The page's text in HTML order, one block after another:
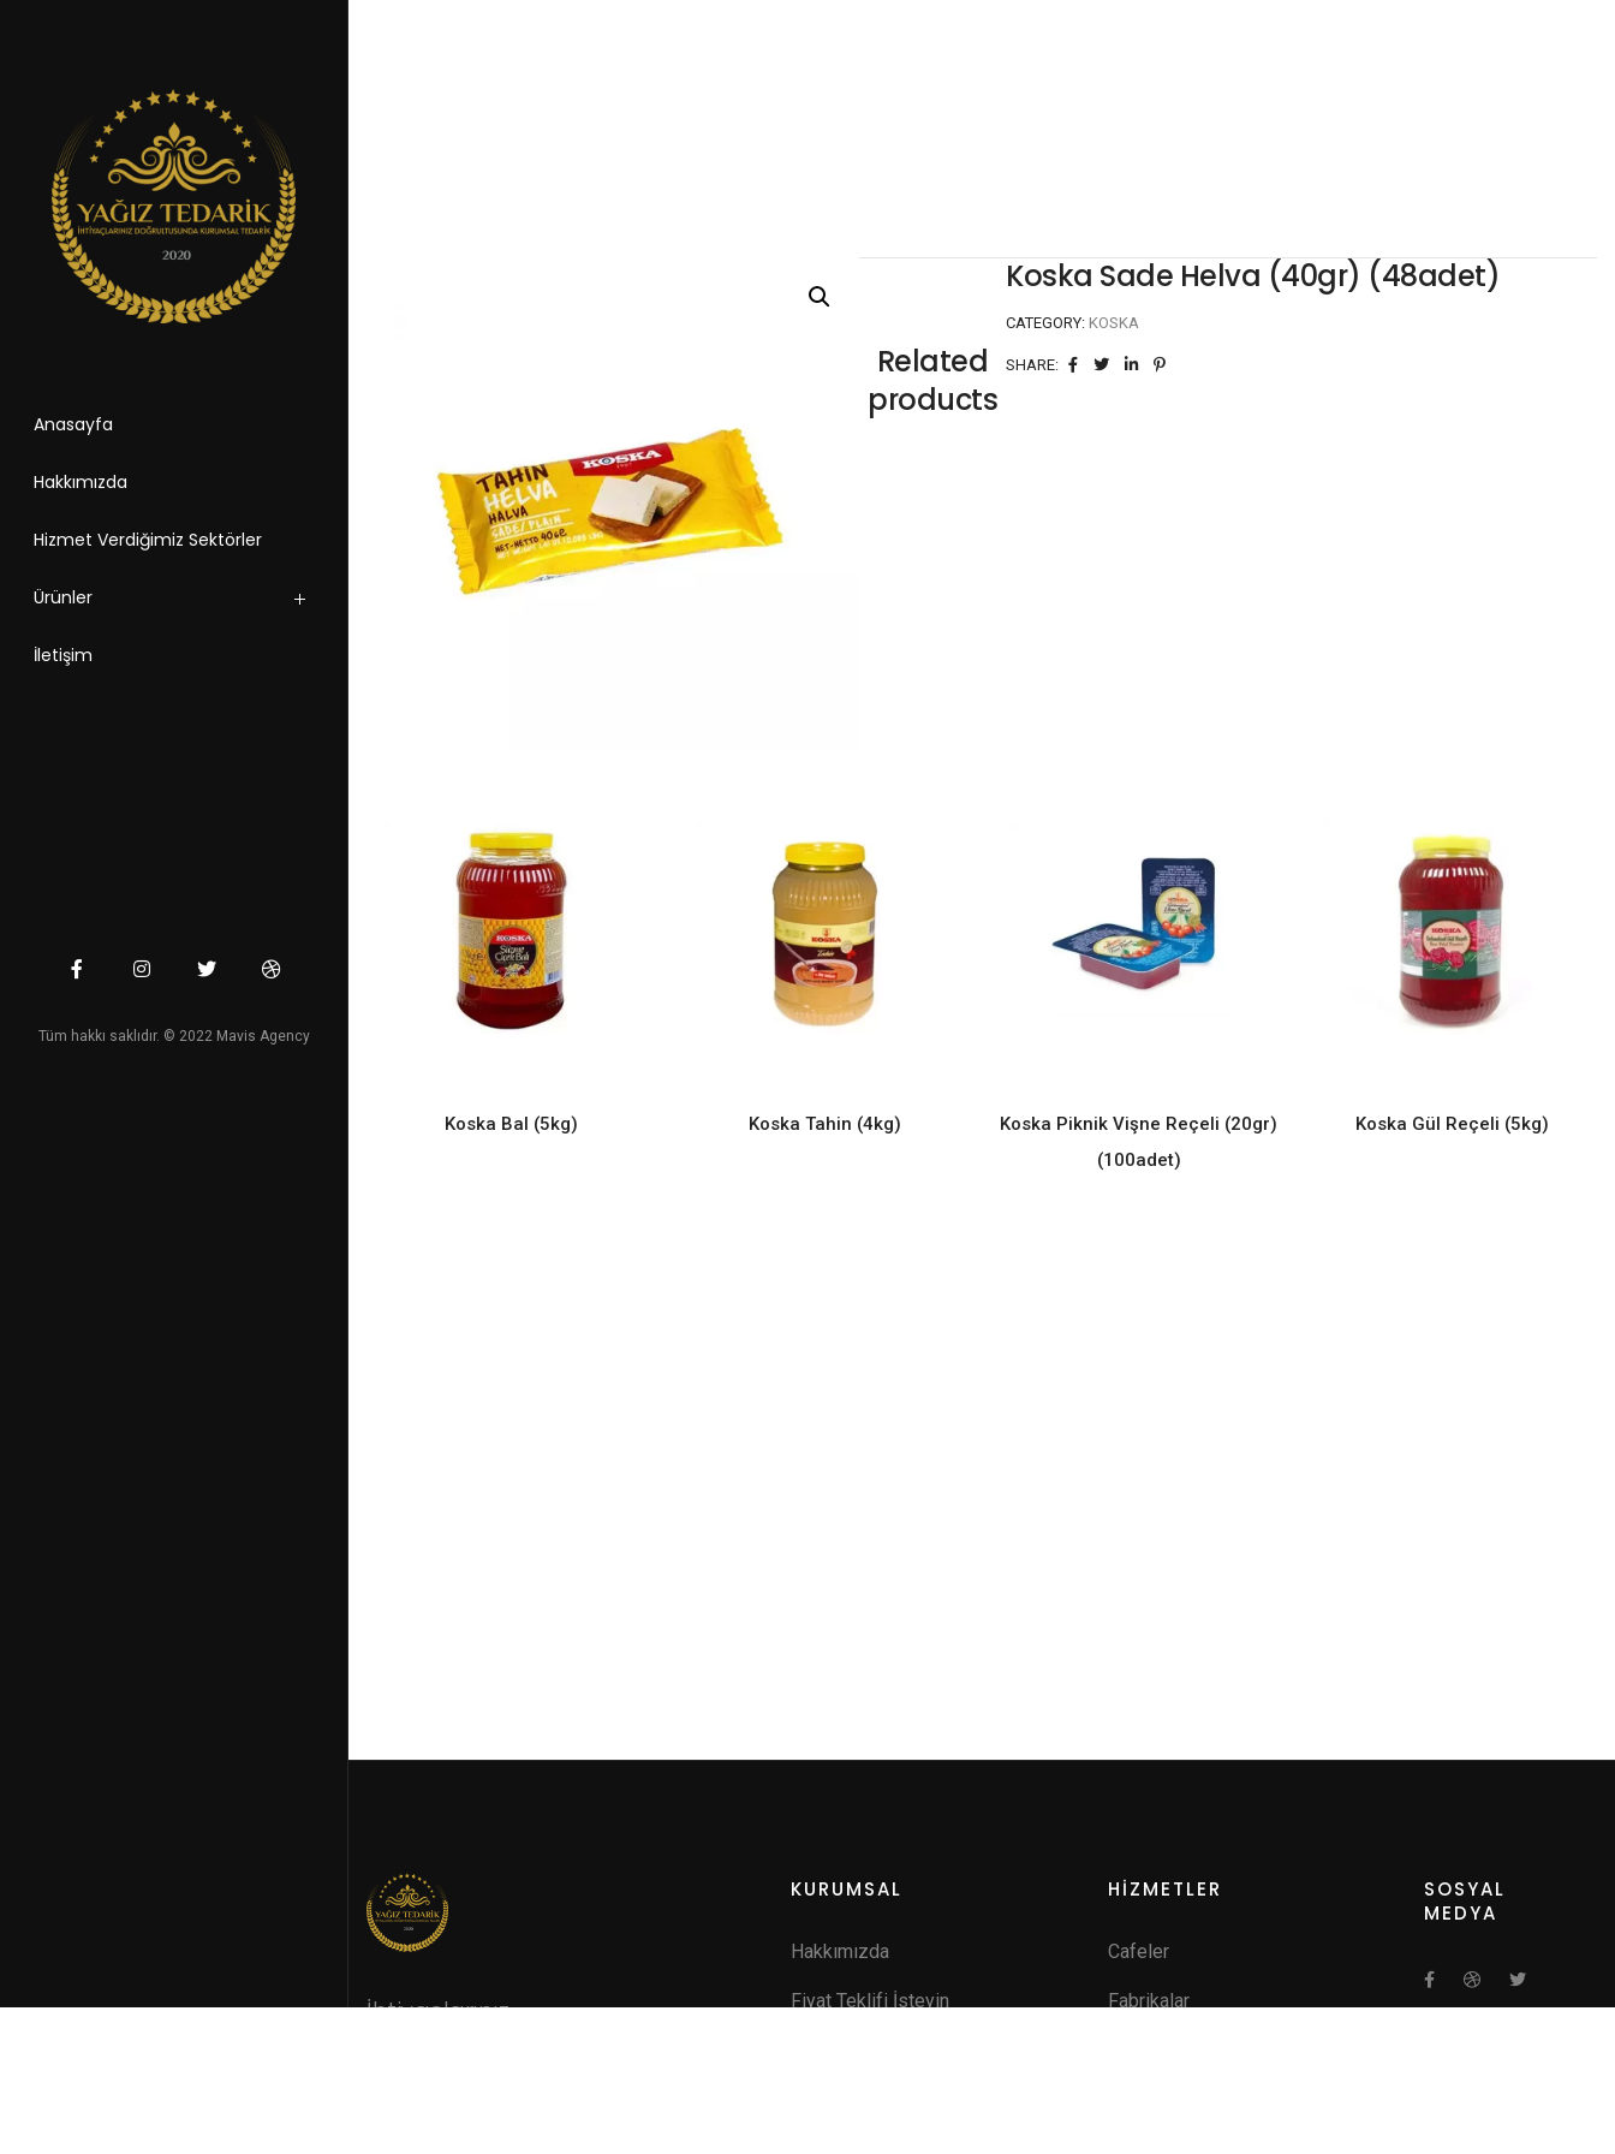
Anasayfa
Hakkımızda
Hizmet Verdiğimiz Sektörler
Ürünler
İletişim
Tüm hakkı saklıdır. © 2022 Mavis Agency
Koska Sade Helva (40gr) (48adet)
CATEGORY: KOSKA
SHARE:
Related
products
READ MORE
Koska Bal (5kg) READ MORE
Koska Tahin (4kg) READ MORE
Koska Piknik Vişne Reçeli (20gr)
(100adet)
READ MORE
Koska Gül Reçeli (5kg)
İhtiyaçlarınız
KURUMSAL
Hakkımızda
Fiyat Teklifi İsteyin
HİZMETLER
Cafeler
Fabrikalar
SOSYAL
MEDYA